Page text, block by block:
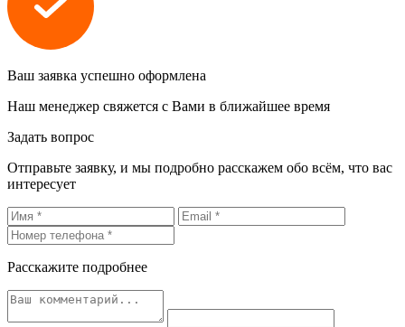
Ваш заявка успешно оформлена
Наш менеджер свяжется с Вами в ближайшее время
Задать вопрос
Отправьте заявку, и мы подробно расскажем обо всём, что вас
интересует
Расскажите подробнее